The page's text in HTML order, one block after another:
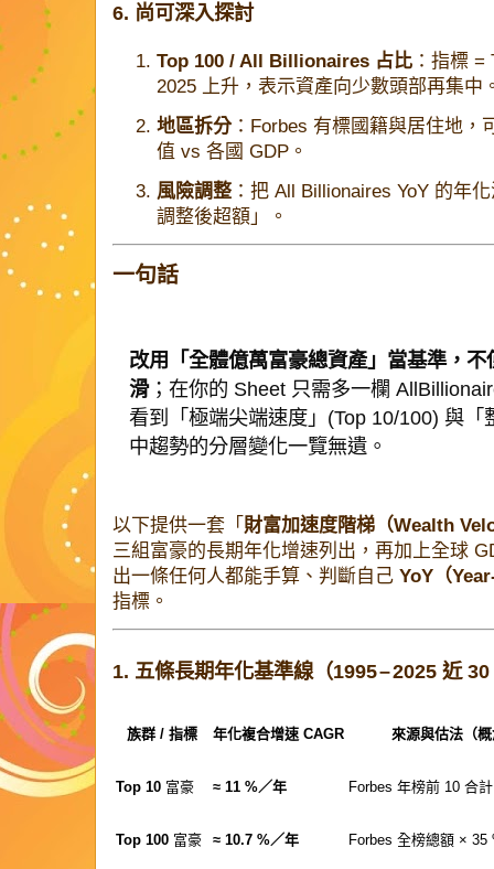
6. 尚可深入探討
Top 100 / All Billionaires 占比 ：指標 =
2025 上升，表示資產向少數頭部再集中
地區拆分：Forbes 有標國籍與居住地，
值 vs 各國 GDP。
風險調整 ：把 All Billionaires YoY 的年
調整後超額」。
一句話
改用「全體億萬富豪總資產」當基準，
滑；在你的 Sheet 只需多一欄
看到「極端尖端速度」(Top 10/100) 與
中趨勢的分層變化一覽無遺。
以下提供一套「 財富加速度階梯（Wealth
三組富豪的長期年化增速列出，再加上全球
出一條任何人都能手算、判斷自己 YoY（
指標。
1. 五條長期年化基準線（1995 – 2025 近
族群 / 指標 年化複合增速 CAGR 來源與估法（
Top 10 富豪 ≈ 11 %／年 Forbes 年榜前 10 合計
Top 100 富豪 ≈ 10.7 %／年 Forbes 全榜總額 × 35